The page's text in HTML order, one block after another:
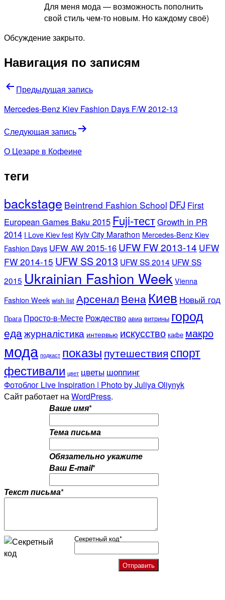
Для меня мода — возможность пополнить
свой стиль чем-то новым. Но каждому своё)
Обсуждение закрыто.
Навигация по записям
Предыдущая запись
Mercedes-Benz Kiev Fashion Days F/W 2012-13
Следующая запись
О Цезаре в Кофеине
теги
backstage Beintrend Fashion School DFJ First
European Games Baku 2015 Fuji-тестGrowth in PR
2014 I Love Kiev fest Kyiv City Marathon Mercedes-Benz Kiev
Fashion Days UFW AW 2015-16 UFW FW 2013-14 UFW
FW 2014-15 UFW SS 2013 UFW SS 2014 UFW SS
2015 Ukrainian Fashion Week Vienna
Fashion Week wish list Арсенал Вена Киев Новый год
Прага Просто-в-Месте Рождество авиа витрины город
едажурналістика интервью искусство кафе макро
мода подкаст показы путешествия спорт
фестивали цвет цветы шоппинг
Фотоблог Live Inspiration | Photo by Juliya Oliynyk
Сайт работает наWordPress.
Ваше имя*
Тема письма
Обязательно укажите
Ваш E-mail*
Текст письма*
Секретный код*